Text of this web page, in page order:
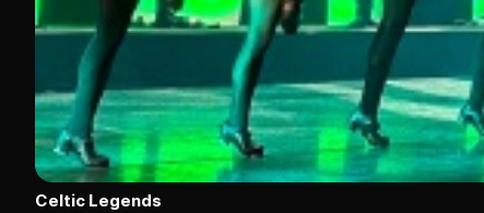
Celtic Legends